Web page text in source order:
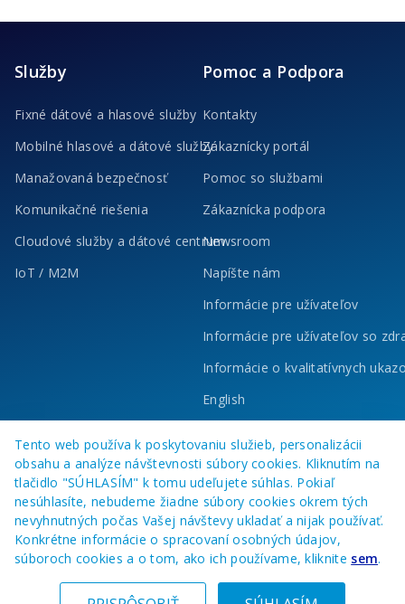
Služby
Fixné dátové a hlasové služby
Mobilné hlasové a dátové služby
Manažovaná bezpečnosť
Komunikačné riešenia
Cloudové služby a dátové centrum
IoT / M2M
Pomoc a Podpora
Kontakty
Zákaznícky portál
Pomoc so službami
Zákaznícka podpora
Newsroom
Napíšte nám
Informácie pre užívateľov
Informácie pre užívateľov so
Informácie o kvalitatívnych
English
Všetky práva vyhradené
Tento web používa k poskytovaniu služieb, personalizácii
obsahu a analýze návštevnosti súbory cookies. Kliknutím na
tlačidlo "SÚHLASÍM" k tomu udeľujete súhlas. Pokiaľ
nesúhlasíte, nebudeme žiadne súbory cookies okrem tých
nevyhnutných počas Vašej návštevy ukladať a nijak používať.
Konkrétne informácie o spracovaní osobných údajov,
súboroch cookies a o tom, ako ich používame, kliknite sem.